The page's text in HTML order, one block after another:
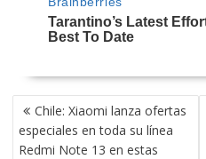
NAVEGACIÓN
DE
ENTRADAS
Chile: Xiaomi lanza ofertas
especiales en toda su línea
Redmi Note 13 en estas